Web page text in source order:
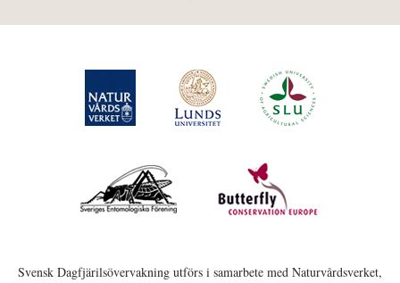
Svensk Dagfjärilsövervakning utförs i samarbete med Naturvårdsverket,